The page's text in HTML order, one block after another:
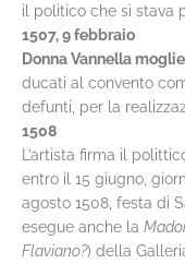
il politico che si stava
1507, 9 febbraio
Donna Vannella
ducati al convento
defunti, per la
1508
L’artista firma il
entro il 15 giugno,
agosto 1508, festa di
esegue anche la
Flaviano?) della